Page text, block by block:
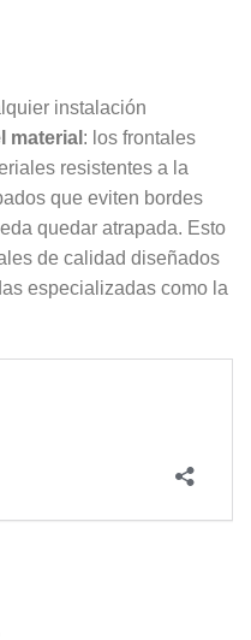
instalación
material : los frontales
resistentes a la
que eviten bordes
quedar atrapada. Esto
de calidad diseñados
especializadas como la